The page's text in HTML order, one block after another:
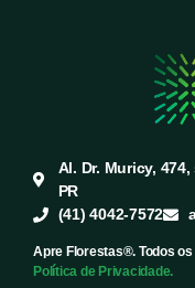
Al. Dr. Muricy,
PR
(41) 4042-7572
Apre Florestas®. Todos
Política de Privacidade.